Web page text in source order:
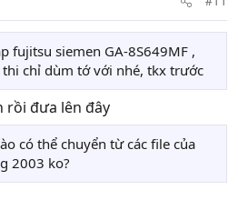
fujitsu siemen GA-8S649MF ,
chỉ dùm tớ với nhé, tkx trước
rồi đưa lên đây
có thể chuyển từ các file của
2003 ko?